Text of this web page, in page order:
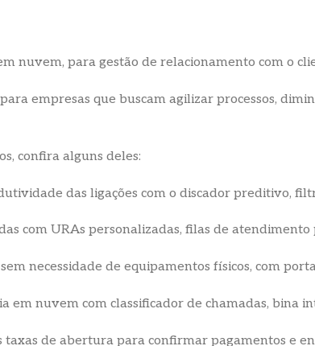
nuvem, para gestão de relacionamento com o
empresas que buscam agilizar processos,
confira alguns deles:
das ligações com o discador preditivo,
com URAs personalizadas, filas de
necessidade de equipamentos físicos, com
em nuvem com classificador de chamadas, bina
taxas de abertura para confirmar pagamentos e